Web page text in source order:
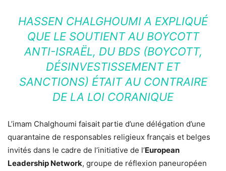
HASSEN CHALGHOUMI A EXPLIQUÉ
QUE LE SOUTIENT AU BOYCOTT
ANTI-ISRAËL, DU BDS (BOYCOTT,
DÉSINVESTISSEMENT ET
SANCTIONS) ÉTAIT AU CONTRAIRE
DE LA LOI CORANIQUE
L’imam Chalghoumi faisait partie d’une délégation d’une
quarantaine de responsables religieux français et belges
invités dans le cadre de l’initiative de l’European
Leadership Network, groupe de réflexion paneuropéen